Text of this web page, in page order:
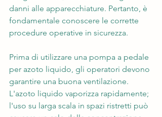
danni alle apparecchiature. Pertanto, è
fondamentale conoscere le corrette
procedure operative in sicurezza.
Prima di utilizzare una pompa a pedale
per azoto liquido, gli operatori devono
garantire una buona ventilazione.
L'azoto liquido vaporizza rapidamente;
l'uso su larga scala in spazi ristretti può